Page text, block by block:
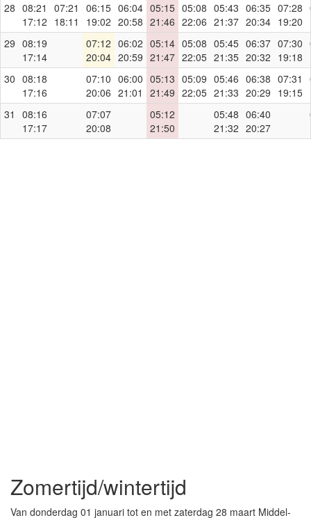
28 08:21
17:12
07:21
18:11
06:15
19:02
06:04
20:58
05:15
21:46
05:08
22:06
05:43
21:37
06:35
20:34
07:28
19:20
29 08:19
17:14
07:12
20:04
06:02
20:59
05:14
21:47
05:08
22:05
05:45
21:35
06:37
20:32
07:30
19:18
30 08:18
17:16
07:10
20:06
06:00
21:01
05:13
21:49
05:09
22:05
05:46
21:33
06:38
20:29
07:31
19:15
31
08:16
17:17
07:07
20:08
05:12
21:50
05:48
21:32
06:40
20:27
Zomertijd/wintertijd
Van donderdag 01 januari tot en met zaterdag 28 maart Middel-